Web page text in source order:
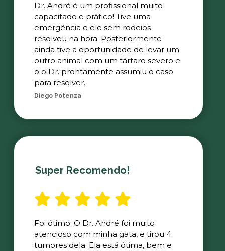
Dr. André é um profissional muito
capacitado e prático! Tive uma
emergência e ele sem rodeios
resolveu na hora. Posteriormente
ainda tive a oportunidade de levar um
outro animal com um tártaro severo e
o o Dr. prontamente assumiu o caso
para resolver.
Diego Potenza
Super Recomendo!
Foi ótimo. O Dr. André foi muito
atencioso com minha gata, e tirou 4
tumores dela. Ela está ótima, bem e